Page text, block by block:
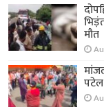
मौत